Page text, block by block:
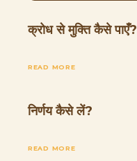
क्रोध से मुक्ति कैसे पाएँ?
READ MORE
निर्णय कैसे लें?
READ MORE